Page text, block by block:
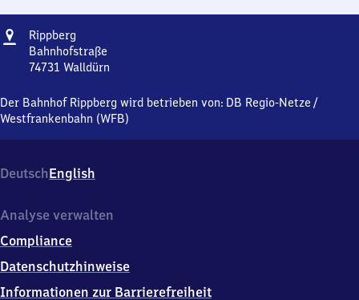
Adresse
Rippberg
Bahnhofstraße
74731 Walldürn
Bahnhofstraße,
7
1
Der Bahnhof Rippberg wird betrieben von: DB Regio-Netze /
Westfrankenbahn (WFB)
DeutschEnglish
Analyse verwalten
Compliance
Datenschutzhinweise
Informationen zur Barrierefreiheit